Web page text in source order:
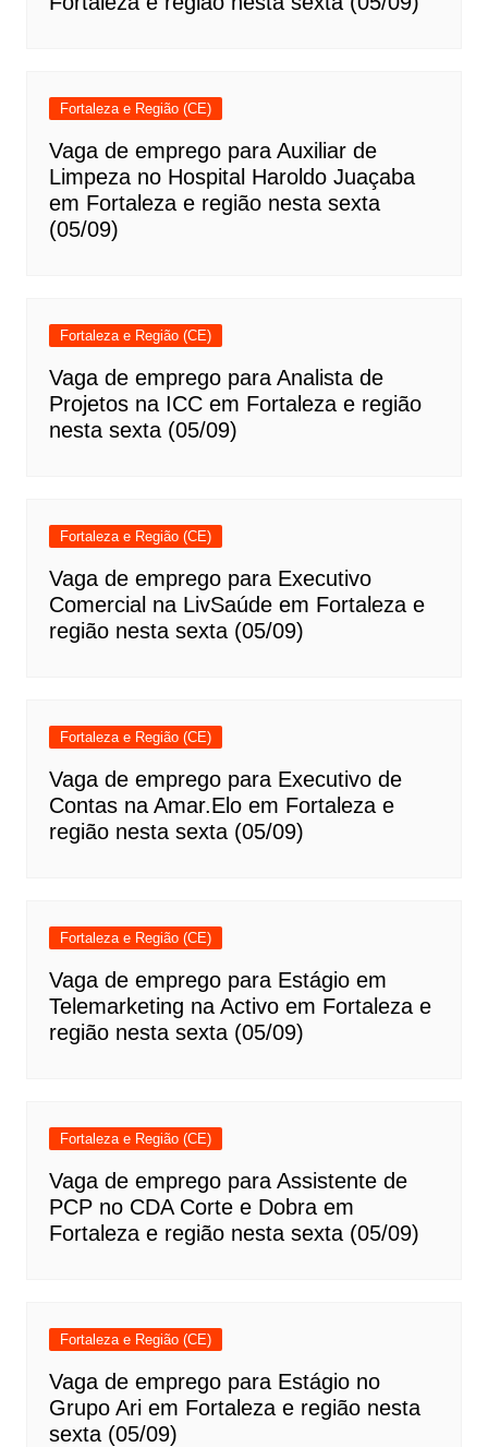
Fortaleza e Região (CE)
Vaga de emprego para Auxiliar de
Limpeza no Hospital Haroldo Juaçaba
em Fortaleza e região nesta sexta
(05/09)
Fortaleza e Região (CE)
Vaga de emprego para Analista de
Projetos na ICC em Fortaleza e região
nesta sexta (05/09)
Fortaleza e Região (CE)
Vaga de emprego para Executivo
Comercial na LivSaúde em Fortaleza e
região nesta sexta (05/09)
Fortaleza e Região (CE)
Vaga de emprego para Executivo de
Contas na Amar.Elo em Fortaleza e
região nesta sexta (05/09)
Fortaleza e Região (CE)
Vaga de emprego para Estágio em
Telemarketing na Activo em Fortaleza e
região nesta sexta (05/09)
Fortaleza e Região (CE)
Vaga de emprego para Assistente de
PCP no CDA Corte e Dobra em
Fortaleza e região nesta sexta (05/09)
Fortaleza e Região (CE)
Vaga de emprego para Estágio no
Grupo Ari em Fortaleza e região nesta
sexta (05/09)